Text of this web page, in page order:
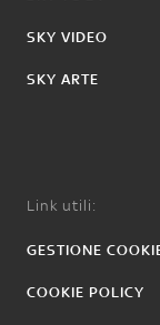
SKY VIDEO
SKY ARTE
Link utili:
GESTIONE
COOKIE POLICY